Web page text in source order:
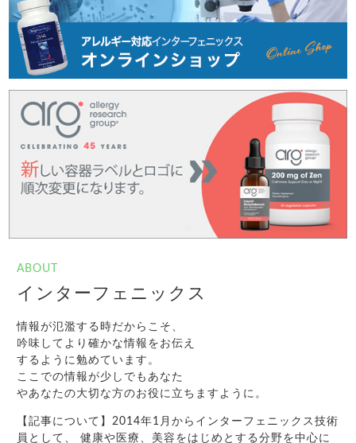
ABOUT
インターフェニックス
情報が氾濫する時だからこそ、
吟味してより確かな情報をお伝え
するように勉めています。
ここでの情報が少しでもあなた
やあなたの大切な方のお役に立ちますように。
【記事について】2014年1月からインターフェニックス技術
員として、 健康や医療、美容をはじめとする分野を中心に